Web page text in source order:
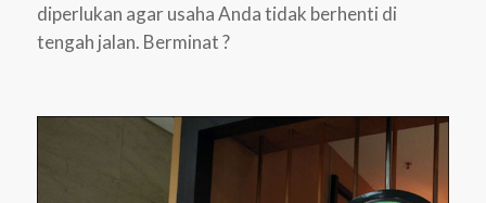
diperlukan agar usaha Anda tidak berhenti di
tengah jalan. Berminat ?